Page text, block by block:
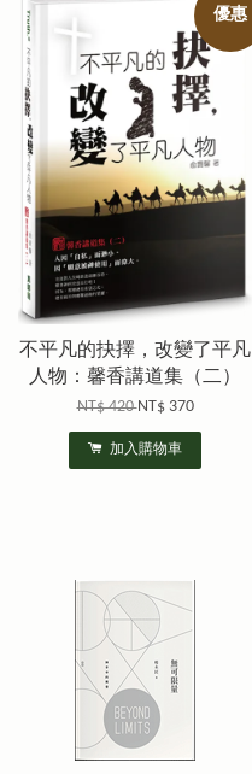
優惠
不平凡的抉擇，改變了平凡
人物：馨香講道集（二）
NT$ 420NT$ 370
加入購物車